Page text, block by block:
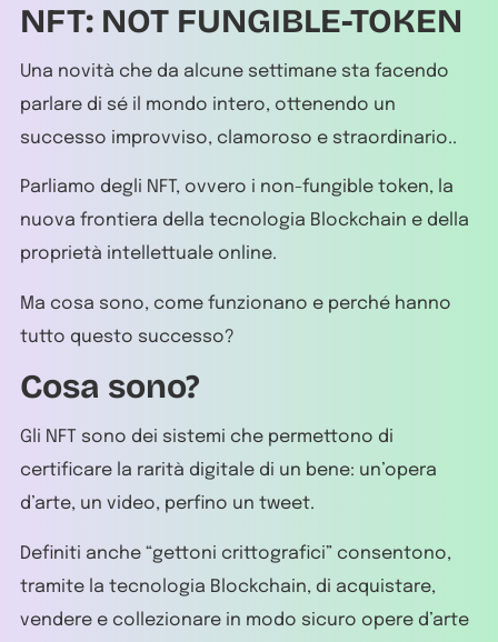
NFT: NOT FUNGIBLE-TOKEN
Una novità che da alcune settimane sta facendo
parlare di sé il mondo intero, ottenendo un
successo improvviso, clamoroso e straordinario..
Parliamo degli NFT, ovvero i non-fungible token, la
nuova frontiera della tecnologia Blockchain e della
proprietà intellettuale online.
Ma cosa sono, come funzionano e perché hanno
tutto questo successo?
Cosa sono?
Gli NFT sono dei sistemi che permettono di
certificare la rarità digitale di un bene: un’opera
d’arte, un video, perfino un tweet.
Definiti anche “gettoni crittografici” consentono,
tramite la tecnologia Blockchain, di acquistare,
vendere e collezionare in modo sicuro opere d’arte